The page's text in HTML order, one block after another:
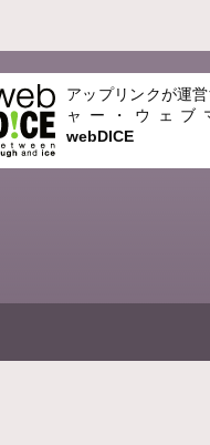
アップリンクが運
ャー・ウェブ
webDICE